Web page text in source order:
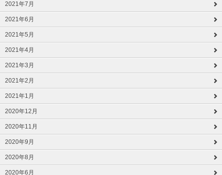
2021年7月
2021年6月
2021年5月
2021年4月
2021年3月
2021年2月
2021年1月
2020年12月
2020年11月
2020年9月
2020年8月
2020年6月